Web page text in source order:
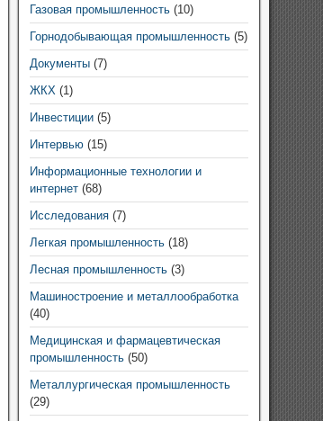
Газовая промышленность(10)
Горнодобывающая промышленность(5)
Документы(7)
ЖКХ(1)
Инвестиции(5)
Интервью(15)
Информационные технологии и
интернет(68)
Исследования(7)
Легкая промышленность(18)
Лесная промышленность(3)
Машиностроение и металлообработка
(40)
Медицинская и фармацевтическая
промышленность(50)
Металлургическая промышленность
(29)